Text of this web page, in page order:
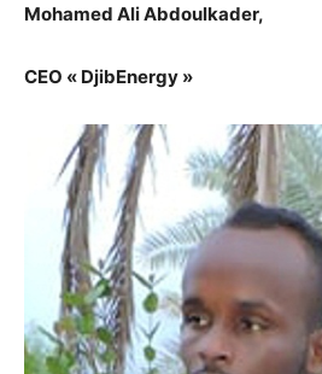
Mohamed Ali Abdoulkader,
CEO « DjibEnergy »